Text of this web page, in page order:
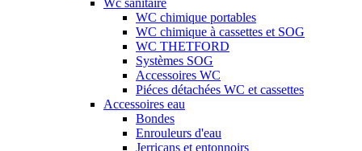
WC chimique portables
WC chimique à cassettes et SOG
WC THETFORD
Systèmes SOG
Accessoires WC
Piéces détachées WC et cassettes
Accessoires eau
Bondes
Enrouleurs d'eau
Jerricans et entonnoirs